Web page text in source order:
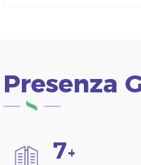
Presenza
7+